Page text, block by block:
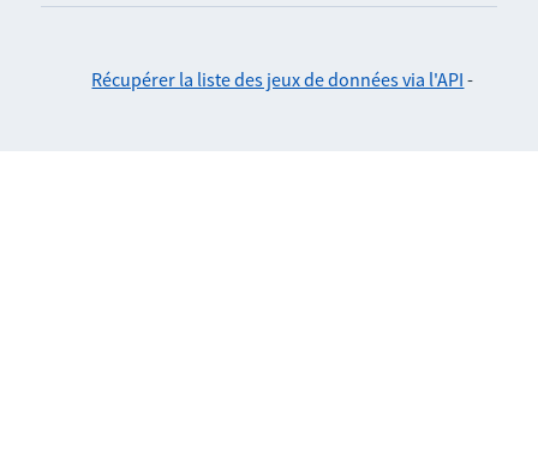
Récupérer la liste des jeux de données via l'API -